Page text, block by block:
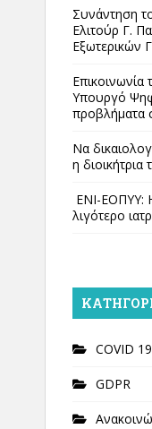
Συνάντηση
Ελιτούρ Γ.
Εξωτερικών
Υπουργό
προβλήματα
Να
η
ΕΝΙ-ΕΟΠΥΥ:
λιγότερο
COVID 19
GDPR